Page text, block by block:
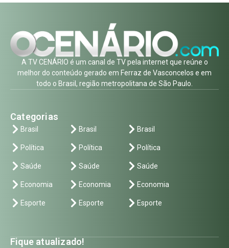
A TV CENÁRIO é um canal de TV pela internet que reúne o
melhor do conteúdo gerado em Ferraz de Vasconcelos e em
todo o Brasil, região metropolitana de São Paulo.
Categorias
Brasil
Política
Saúde
Economia
Esporte
Brasil
Política
Saúde
Economia
Esporte
Brasil
Política
Saúde
Economia
Esporte
Fique atualizado!